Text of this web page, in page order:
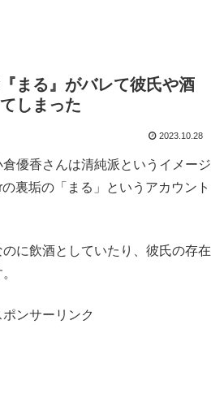
まる』がバレて彼氏や酒
しまった
2023.10.28
優香さんは清純派というイメージ
裏垢の「まる」というアカウント
に飲酒としていたり、彼氏の存在
ポンサーリンク